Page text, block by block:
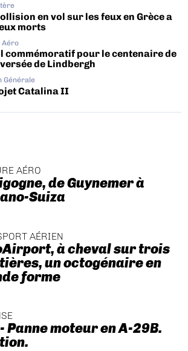
en vol sur les feux en Grèce a
morts
Aéro
commémoratif pour le centenaire de
de Lindbergh
Générale
Catalina II
AÉRO
de Guynemer à
Suiza
AÉRIEN
à cheval sur trois
un octogénaire en
forme
Panne moteur en A-29B.